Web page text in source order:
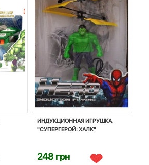
ИНДУКЦИОННАЯ ИГРУШКА
"СУПЕРГЕРОЙ: ХАЛК"
248 грн